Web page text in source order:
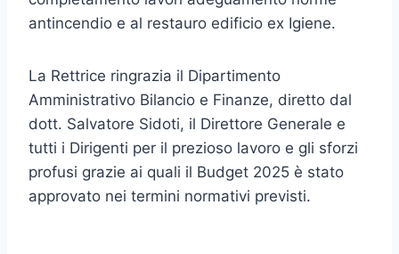
antincendio e al restauro edificio ex Igiene.
La Rettrice ringrazia il Dipartimento
Amministrativo Bilancio e Finanze, diretto dal
dott. Salvatore Sidoti, il Direttore Generale e
tutti i Dirigenti per il prezioso lavoro e gli sforzi
profusi grazie ai quali il Budget 2025 è stato
approvato nei termini normativi previsti.